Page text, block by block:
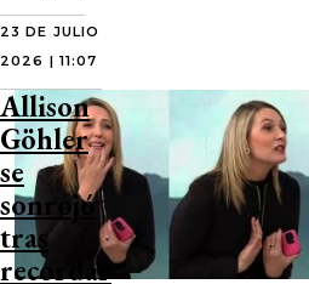
23 DE JULIO
2026 | 11:07
Allison
Göhler
se
sonrojó
tras
recordar